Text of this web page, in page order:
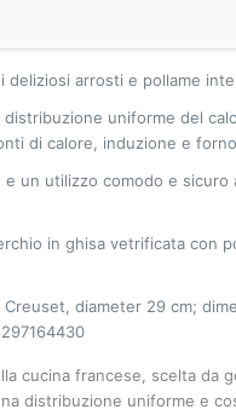
deliziosi arrosti e pollame
uniforme del
di calore, induzione e
un utilizzo comodo e
in ghisa vetrificata con
diameter 29 cm;
cucina francese, scelta da
distribuzione uniforme e